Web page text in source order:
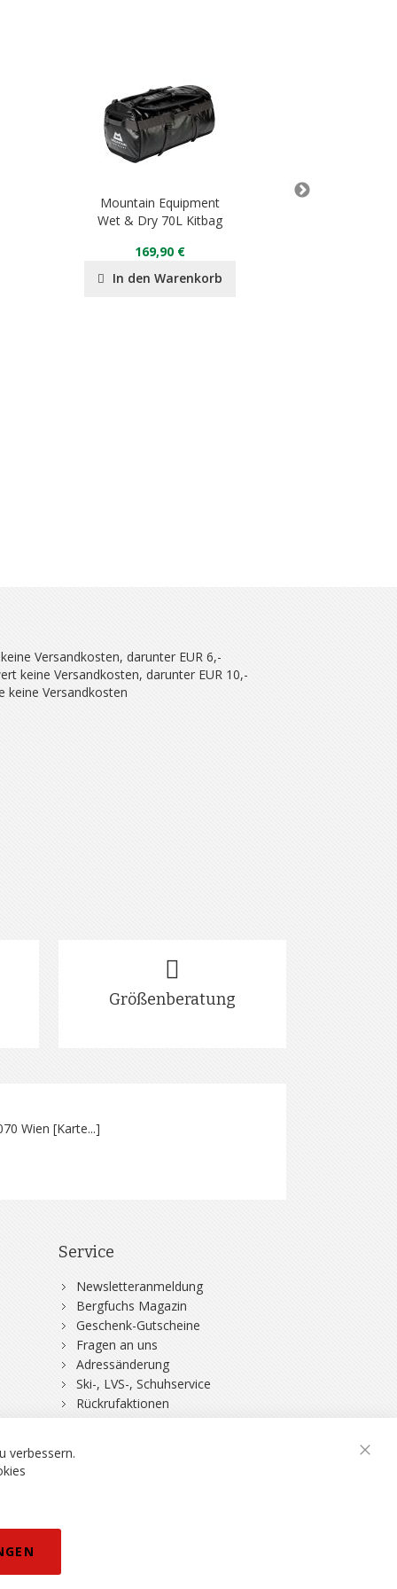
Mountain Equipment
Wet & Dry 70L Kitbag
169,90 €
In den Warenkorb
Versandkosten, darunter EUR 6,-
keine Versandkosten, darunter EUR 10,-
Versandkosten
Größenberatung
Wien [Karte...]
Service
Newsletteranmeldung
Bergfuchs Magazin
Geschenk-Gutscheine
Fragen an uns
Adressänderung
Ski-, LVS-, Schuhservice
Rückrufaktionen
DSV-Skiversicherung
vorbehalten.
verbessern.